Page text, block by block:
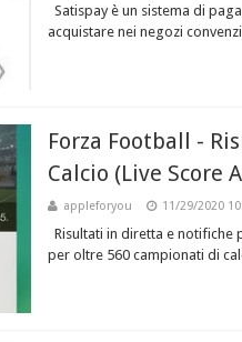
Satispay è un sistema di
acquistare nei negozi
Forza Football -
Calcio (Live Score
appleforyou 11/29/2020
Risultati in diretta e notifiche
per oltre 560 campionati di